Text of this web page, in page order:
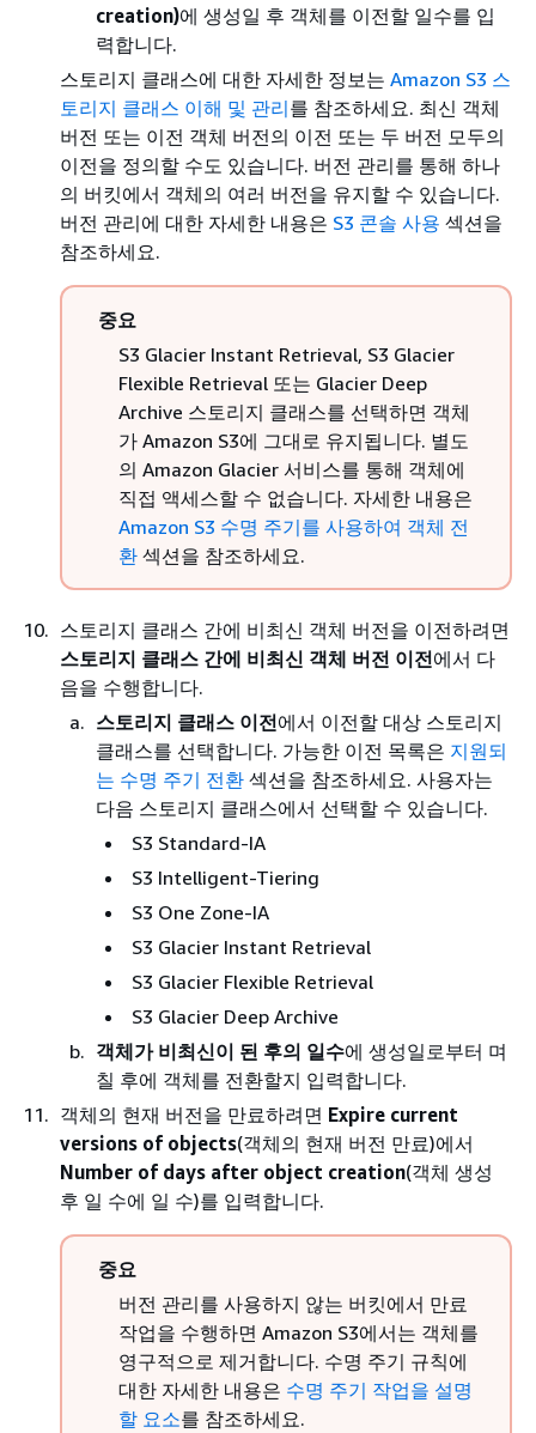
creation)에 생성일 후 객체를 이전할 일수를 입
력합니다.
스토리지 클래스에 대한 자세한 정보는 Amazon S3 스
토리지 클래스 이해 및 관리를 참조하세요. 최신 객체
버전 또는 이전 객체 버전의 이전 또는 두 버전 모두의
이전을 정의할 수도 있습니다. 버전 관리를 통해 하나
의 버킷에서 객체의 여러 버전을 유지할 수 있습니다.
버전 관리에 대한 자세한 내용은 S3 콘솔 사용 섹션을
참조하세요.
중요
S3 Glacier Instant Retrieval, S3 Glacier
Flexible Retrieval 또는 Glacier Deep
Archive 스토리지 클래스를 선택하면 객체
가 Amazon S3에 그대로 유지됩니다. 별도
의 Amazon Glacier 서비스를 통해 객체에
직접 액세스할 수 없습니다. 자세한 내용은
Amazon S3 수명 주기를 사용하여 객체 전
환 섹션을 참조하세요.
스토리지 클래스 간에 비최신 객체 버전을 이전하려면
스토리지 클래스 간에 비최신 객체 버전 이전에서 다
음을 수행합니다.
스토리지 클래스 이전에서 이전할 대상 스토리지
클래스를 선택합니다. 가능한 이전 목록은 지원되
는 수명 주기 전환 섹션을 참조하세요. 사용자는
다음 스토리지 클래스에서 선택할 수 있습니다.
S3 Standard-IA
S3 Intelligent-Tiering
S3 One Zone-IA
S3 Glacier Instant Retrieval
S3 Glacier Flexible Retrieval
S3 Glacier Deep Archive
객체가 비최신이 된 후의 일수에 생성일로부터 며
칠 후에 객체를 전환할지 입력합니다.
객체의 현재 버전을 만료하려면 Expire current
versions of objects(객체의 현재 버전 만료)에서
Number of days after object creation(객체 생성
후 일 수에 일 수)를 입력합니다.
중요
버전 관리를 사용하지 않는 버킷에서 만료
작업을 수행하면 Amazon S3에서는 객체를
영구적으로 제거합니다. 수명 주기 규칙에
대한 자세한 내용은 수명 주기 작업을 설명
할 요소를 참조하세요.